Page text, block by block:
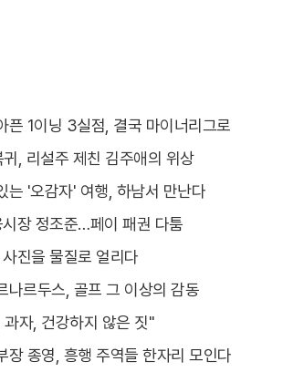
픈 1이닝 3실점, 결국 마이너리그로
, 리설주 제친 김주애의 위상
는 '오감자' 여행, 하남서 만난다
장 정조준…페이 패권 다툼
진을 물질로 얼리다
나르두스, 골프 그 이상의 감동
자, 건강하지 않은 짓"
장 종영, 흥행 주역들 한자리 모인다